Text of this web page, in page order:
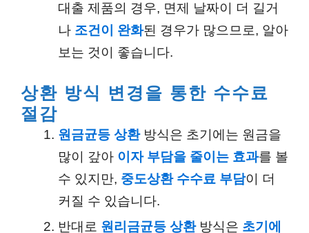
대출 제품의 경우, 면제 날짜이 더 길거
나 조건이 완화된 경우가 많으므로, 알아
보는 것이 좋습니다.
상환 방식 변경을 통한 수수료
절감
원금균등 상환방식은 초기에는 원금을
많이 갚아 이자 부담을 줄이는 효과를 볼
수 있지만, 중도상환 수수료 부담이 더
커질 수 있습니다.
반대로 원리금균등 상환방식은 초기에